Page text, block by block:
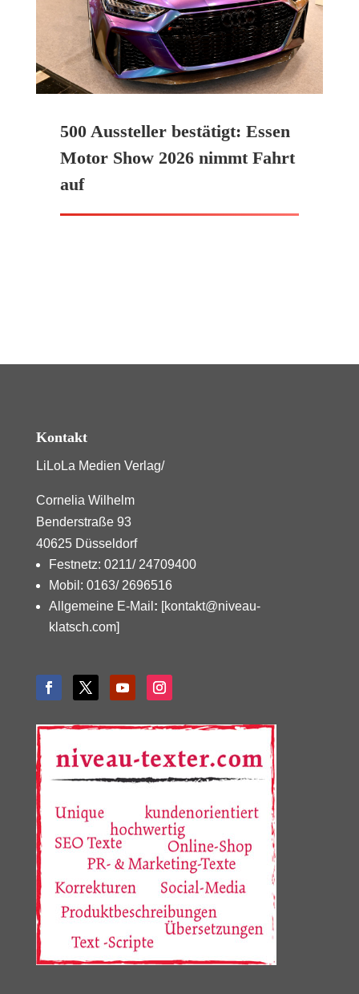
500 Aussteller bestätigt: Essen
Motor Show 2026 nimmt Fahrt
auf
Kontakt
LiLoLa Medien Verlag/
Cornelia Wilhelm
Benderstraße 93
40625 Düsseldorf
Festnetz: 0211/ 24709400
Mobil: 0163/ 2696516
Allgemeine E-Mail : [kontakt@niveau-
klatsch.com]